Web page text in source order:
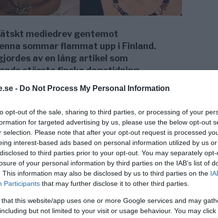
- Do Not Process My Personal Information
opt-out of the sale, sharing to third parties, or processing of your
for targeted advertising by us, please use the below opt-out
selection. Please note that after your opt-out request is processed
interest-based ads based on personal information utilized by us
to third parties prior to your opt-out. You may separately
of your personal information by third parties on the IAB’s list of
This information may also be disclosed by us to third parties on the
Participants that may further disclose it to other third parties.
that this website/app uses one or more Google services and may
but not limited to your visit or usage behaviour. You may
mediedrev gentemot
sommar flammat upp i Finland.
av en lång artikel som
största finska dagstidning,
Linda Karlström och Michael Zazzio,
i föreningen SARA/2000-
ordförande i National Health
av
som på